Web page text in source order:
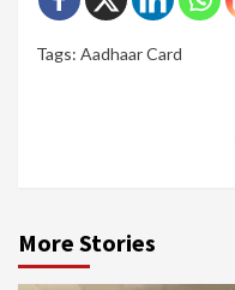
Tags: Aadhaar Card
More Stories